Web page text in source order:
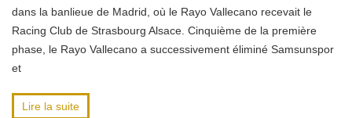
dans la banlieue de Madrid, où le Rayo Vallecano recevait le
Racing Club de Strasbourg Alsace. Cinquième de la première
phase, le Rayo Vallecano a successivement éliminé Samsunspor
et
Lire la suite